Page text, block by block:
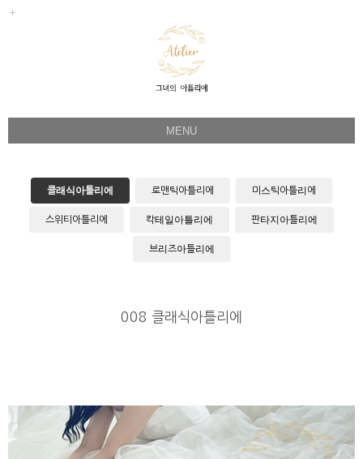
MENU
Flower Directing
Wedding Bouquet
클래식아틀리에 로맨틱아틀리에 미스틱아틀리에
스위티아틀리에 칵테일아틀리에 판타지아틀리에
브리즈아틀리에
008 클래식아틀리에